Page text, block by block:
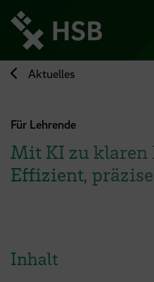
zum
Seiteninhalt
springen
Aktuelles
Für Lehrende
Mit KI zu klaren
Effizient,
Inhalt